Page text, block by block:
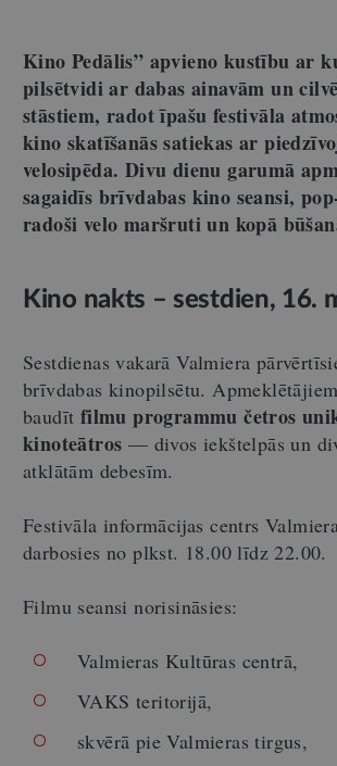
Kino Pedālis” apvieno kustību ar
pilsētvidi ar dabas ainavām un
stāstiem, radot īpašu festivāla
kino skatīšanās satiekas ar piedz
velosipēda. Divu dienu garumā
sagaidīs brīvdabas kino seansi,
radoši velo maršruti un kopā
Kino nakts – sestdien, 16.
Sestdienas vakarā Valmiera
brīvdabas kinopilsētu.
baudīt filmu programmu četros
kinoteātros — divos iekštelpās un
atklātām debesīm.
Festivāla informācijas centrs
darbosies no plkst. 18.00 līdz 22.00.
Filmu seansi norisināsies:
Valmieras Kultūras centrā,
VAKS teritorijā,
skvērā pie Valmieras tirgus,